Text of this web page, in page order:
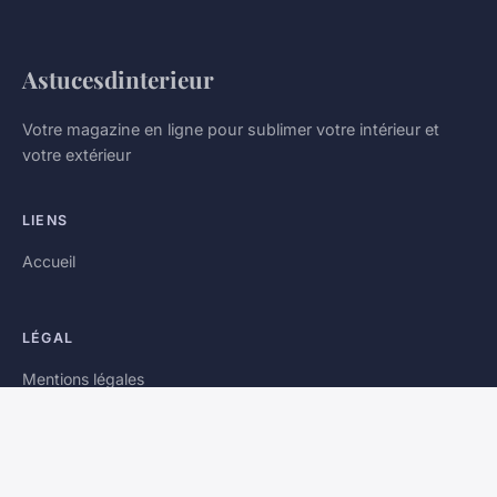
Astucesdinterieur
Votre magazine en ligne pour sublimer votre intérieur et
votre extérieur
LIENS
Accueil
LÉGAL
Mentions légales